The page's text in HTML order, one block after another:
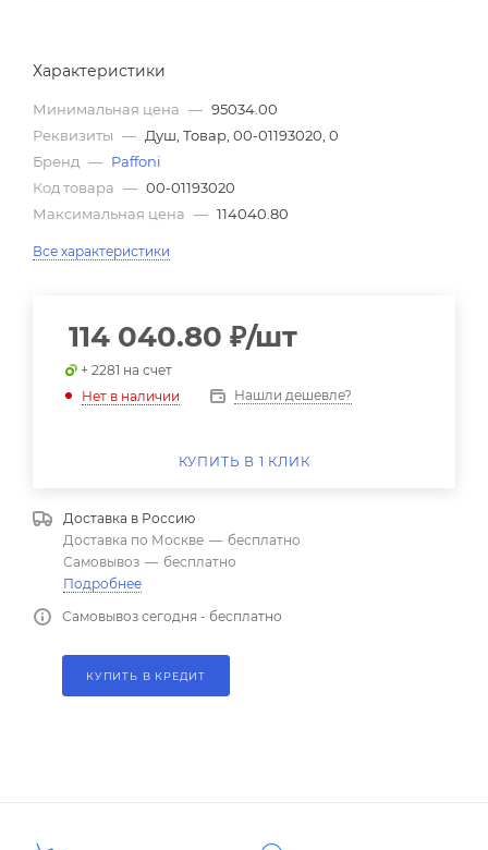
Характеристики
Минимальная цена — 95034.00
Реквизиты — Душ, Товар, 00-01193020, 0
Бренд — Paffoni
Код товара — 00-01193020
Максимальная цена — 114040.80
Все характеристики
114 040.80 ₽/шт
+ 2281 на счет
Нет в наличии
Нашли дешевле?
КУПИТЬ В 1 КЛИК
Доставка в Россию
Доставка по Москве — бесплатно
Самовывоз — бесплатно
Подробнее
Самовывоз сегодня - бесплатно
КУПИТЬ В КРЕДИТ